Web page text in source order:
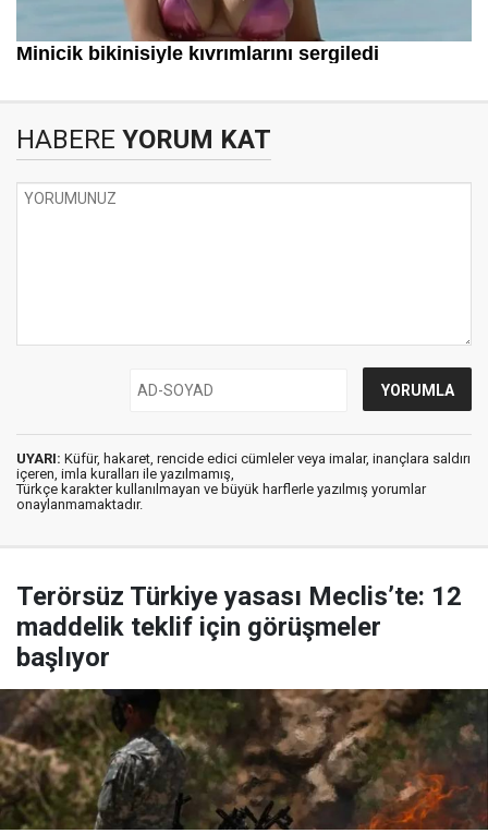
HABERE YORUM KAT
UYARI: Küfür, hakaret, rencide edici cümleler veya imalar, inançlara saldırı
içeren, imla kuralları ile yazılmamış,
Türkçe karakter kullanılmayan ve büyük harflerle yazılmış yorumlar
onaylanmamaktadır.
Terörsüz Türkiye yasası Meclis’te: 12
maddelik teklif için görüşmeler
başlıyor